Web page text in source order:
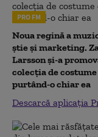
PRO FM
Noua regină a
știe și marketing.
Larsson și-a
colecția de
purtând-o chiar ea
Descarcă aplicația